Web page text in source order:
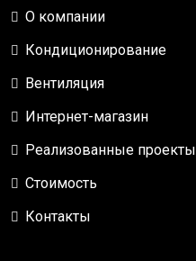
О компании
Кондиционирование
Вентиляция
Интернет-магазин
Реализованные проекты
Стоимость
Контакты